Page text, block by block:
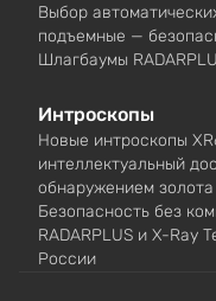
Выбор
подъемные —
Шлагбаумы
Интроскопы
Новые интроскопы
интеллектуальный
обнаружением
Безопасность без
RADARPLUS и X-Ray
России